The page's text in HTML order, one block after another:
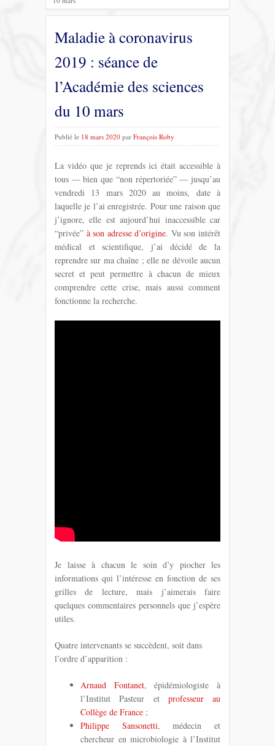
Maladie à coronavirus
2019 : séance de
l’Académie des sciences
du 10 mars
Publié le 18 mars 2020 par François Roby
La vidéo que je reprends ici était accessible à
tous — bien que “non répertoriée” — jusqu’au
vendredi 13 mars 2020 au moins, date à
laquelle je l’ai enregistrée. Pour une raison que
j’ignore, elle est aujourd’hui inaccessible car
“privée” à son adresse d’origine. Vu son intérêt
médical et scientifique, j’ai décidé de la
reprendre sur ma chaîne ; elle ne dévoile aucun
secret et peut permettre à chacun de mieux
comprendre cette crise, mais aussi comment
fonctionne la recherche.
Je laisse à chacun le soin d’y piocher les
informations qui l’intéresse en fonction de ses
grilles de lecture, mais j’aimerais faire
quelques commentaires personnels que j’espère
utiles.
Quatre intervenants se succèdent, soit dans
l’ordre d’apparition :
Arnaud Fontanet, épidémiologiste à
l’Institut Pasteur et professeur au
Collège de France ;
Philippe Sansonetti, médecin et
chercheur en microbiologie à l’Institut